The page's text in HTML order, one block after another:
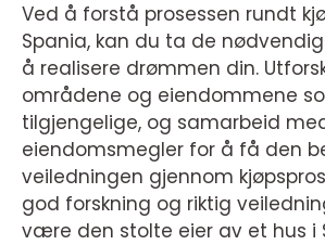
Ved å forstå prosessen rundt
Spania, kan du ta de
å realisere drømmen din.
områdene og eiendommene
tilgjengelige, og samarbeid
eiendomsmegler for å få den
veiledningen gjennom
god forskning og riktig
være den stolte eier av et hus i